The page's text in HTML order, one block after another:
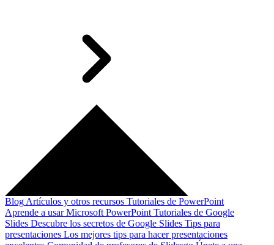
Blog Artículos y otros recursos Tutoriales de PowerPoint
Aprende a usar Microsoft PowerPoint Tutoriales de Google
Slides Descubre los secretos de Google Slides Tips para
presentaciones Los mejores tips para hacer presentaciones